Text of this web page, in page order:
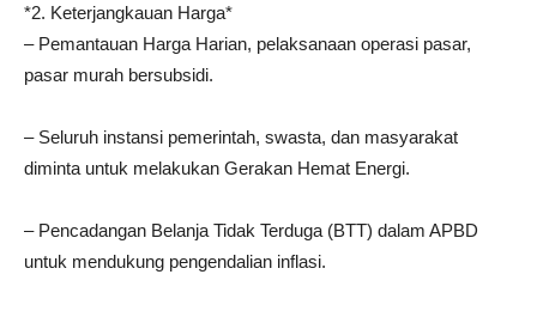
*2. Keterjangkauan Harga*
– Pemantauan Harga Harian, pelaksanaan operasi pasar,
pasar murah bersubsidi.
– Seluruh instansi pemerintah, swasta, dan masyarakat
diminta untuk melakukan Gerakan Hemat Energi.
– Pencadangan Belanja Tidak Terduga (BTT) dalam APBD
untuk mendukung pengendalian inflasi.